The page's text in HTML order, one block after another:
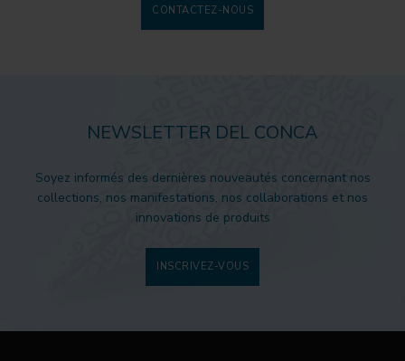
CONTACTEZ-NOUS
NEWSLETTER DEL CONCA
Soyez informés des dernières nouveautés concernant nos
collections, nos manifestations, nos collaborations et nos
innovations de produits
INSCRIVEZ-VOUS